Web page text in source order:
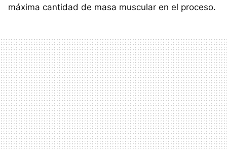
máxima cantidad de masa muscular en el proceso.